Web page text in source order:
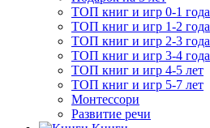
ТОП книг и игр 0-1 года
ТОП книг и игр 1-2 года
ТОП книг и игр 2-3 года
ТОП книг и игр 3-4 года
ТОП книг и игр 4-5 лет
ТОП книг и игр 5-7 лет
Монтессори
Развитие речи